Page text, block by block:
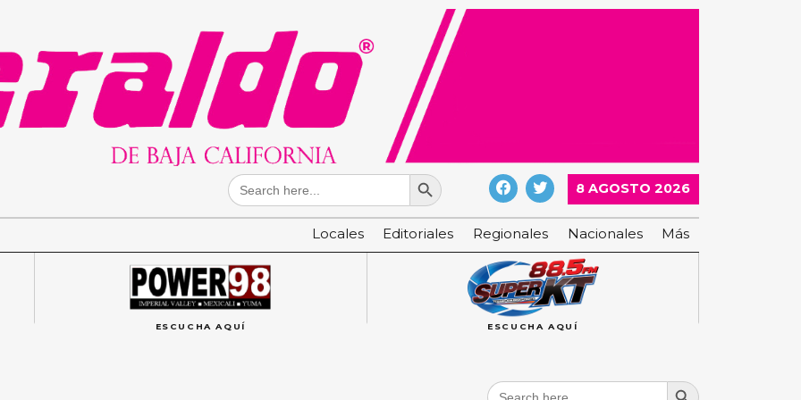
Search
for:
Search Button
8 AGOSTO 2026
Locales Editoriales Regionales Nacionales Más
ESCUCHA AQUÍ ESCUCHA AQUÍ
Search
Search Button